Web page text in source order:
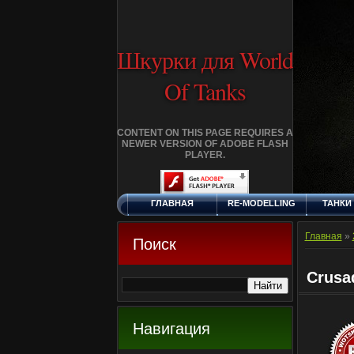
Шкурки для World
Of Tanks
CONTENT ON THIS PAGE REQUIRES A
NEWER VERSION OF ADOBE FLASH
PLAYER.
ПЯТНИЦА, 7.8.2026
ГЛАВНАЯ RE-MODELLING ТАНКИ
ДОБАВИТЬ
КЛАНЫ
Поиск
Навигация
Главная »